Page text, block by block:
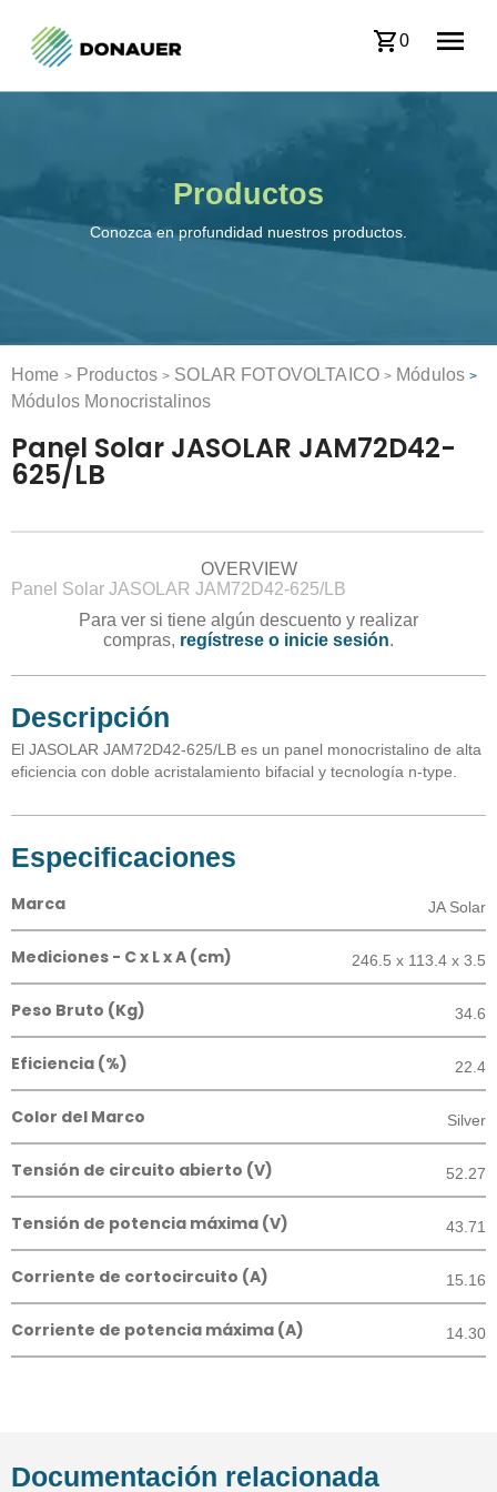
0
Productos
Conozca en profundidad nuestros productos.
Home > Productos > SOLAR FOTOVOLTAICO > Módulos >
Módulos Monocristalinos
Panel Solar JASOLAR JAM72D42-
625/LB
OVERVIEW
Panel Solar JASOLAR JAM72D42-625/LB
Para ver si tiene algún descuento y realizar
compras, regístrese o inicie sesión.
Descripción
El JASOLAR JAM72D42-625/LB es un panel monocristalino de alta
eficiencia con doble acristalamiento bifacial y tecnología n-type.
Especificaciones
Marca JA Solar
Mediciones - C x L x A (cm) 246.5 x 113.4 x 3.5
Peso Bruto (Kg) 34.6
Eficiencia (%) 22.4
Color del Marco Silver
Tensión de circuito abierto (V) 52.27
Tensión de potencia máxima (V) 43.71
Corriente de cortocircuito (A) 15.16
Corriente de potencia máxima (A) 14.30
Documentación relacionada